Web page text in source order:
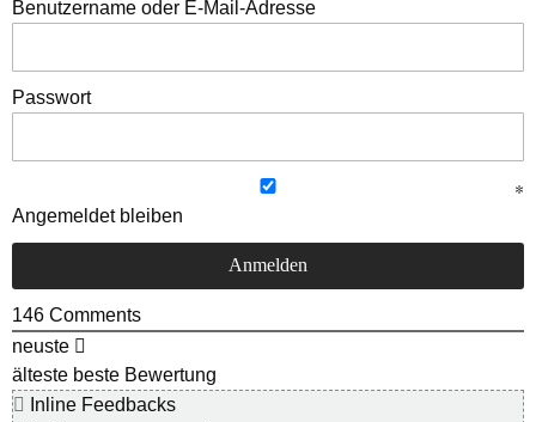
Benutzername oder E-Mail-Adresse
Passwort
Angemeldet bleiben
146 Comments
neuste
älteste beste Bewertung
Inline Feedbacks